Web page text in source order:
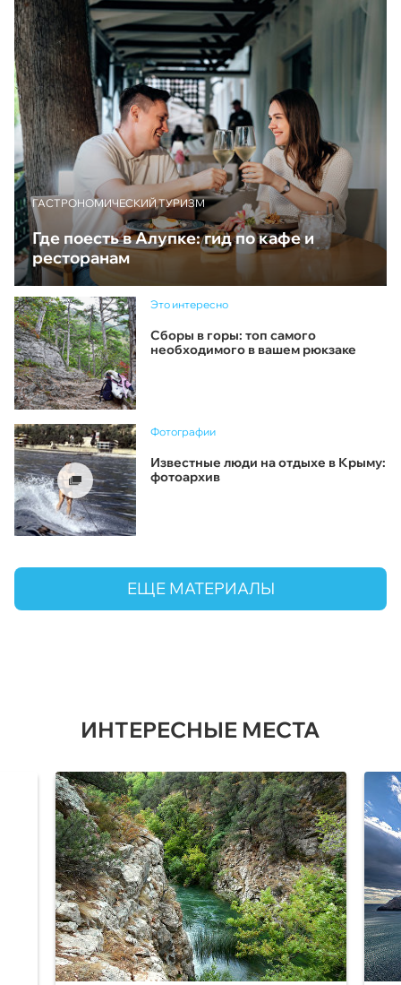
ГАСТРОНОМИЧЕСКИЙ ТУРИЗМ
Где поесть в Алупке: гид по кафе и
ресторанам
Это интересно
Сборы в горы: топ самого
необходимого в вашем рюкзаке
Фотографии
Известные люди на отдыхе в Крыму:
фотоархив
ЕЩЕ МАТЕРИАЛЫ
ИНТЕРЕСНЫЕ МЕСТА